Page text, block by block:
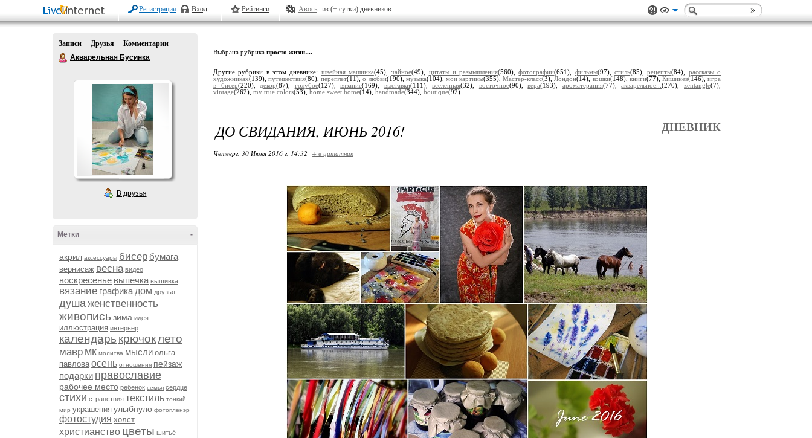
Регистрация Вход Рейтинги Авось из (+ сутки) дневников
Записи Друзья
Комментарии
Акварельная Бусинка
В друзья
-
Метки
акрил аксессуары бисер бумага
вернисаж весна видео
воскресенье выпечка вышивка
вязание графика дом друзья
душаженственность
живопись зима идея
иллюстрация интерьер
календарь крючоклето
мавр мк молитва мысли ольга
павлова осень отношения пейзаж
подарки православие
рабочее место ребенок семья сердце
стихи странствия текстиль тонкий
мир украшения улыбнуло фотопленэр
фотостудия холст
христианство цветы шитьё
Выбрана рубрика просто жизнь...
Другие рубрики в этом дневнике: швейная машинка(45),чайное(49), цитаты и размышления(560),фотографии(651), фильмы(97),стиль(85),рецепты(84), рассказы о
художниках(139),путешествия(80),переплёт(11),о любви(190), музыка(104), мои картины(355),Мастер-класс(3), Лондон(14), кошки(148), книги(77), Кишинев(146),игра
в бисер(220), декор(87), голубое(127),вязание(169), выставки(111),вселенная(32), восточное(90),вера(193), ароматерапия(77),акварельное...(270),zentangle(7),
vintage(262), my true colors(53), home sweet home(14), handmade(344), boutique(92)
ДО СВИДАНИЯ, ИЮНЬ 2016! ДНЕВНИК
Четверг, 30 Июня 2016 г. 14:32 + в цитатник